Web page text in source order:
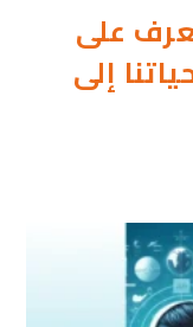
على
إلى